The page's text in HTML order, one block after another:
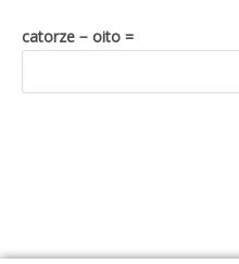
catorze − oito =